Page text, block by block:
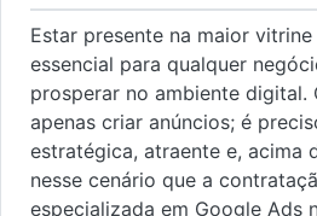
Estar presente na maior
essencial para qualquer
prosperar no ambiente digital.
apenas criar anúncios; é
estratégica, atraente e, acima
nesse cenário que a
especializada em Google Ads